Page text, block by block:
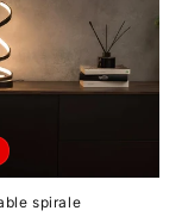
spirale